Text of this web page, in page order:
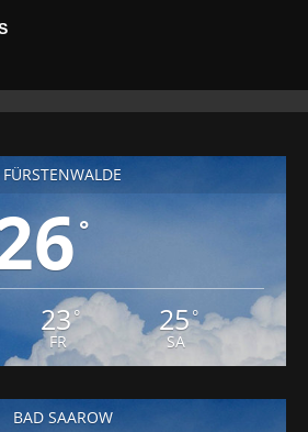
FÜRSTENWALDE
°
23°
FR
25°
SA
BAD SAAROW